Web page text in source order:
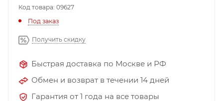
Код товара: 09627
Под заказ
Получить скидку
Быстрая доставка по Москве и РФ
Обмен и возврат в течении 14 дней
Гарантия от 1 года на все товары